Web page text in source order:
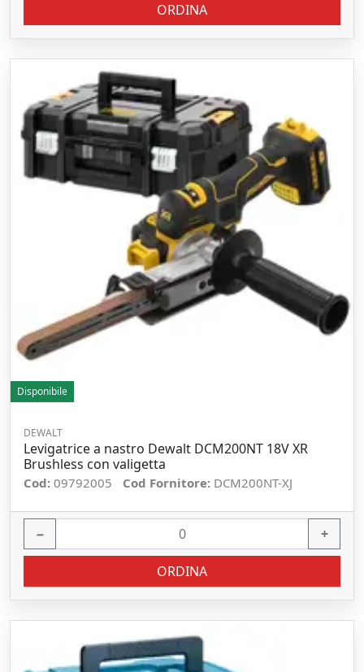
ORDINA
Disponibile
DEWALT
Levigatrice a nastro Dewalt DCM200NT 18V XR
Brushless con valigetta
Cod: 09792005 Cod Fornitore: DCM200NT-XJ
− +
ORDINA